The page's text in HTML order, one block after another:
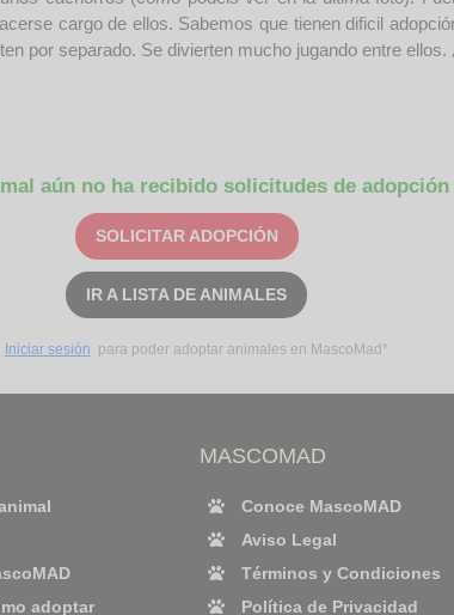
cargo de ellos. Sabemos que tienen dificil
por separado. Se divierten mucho jugando entre
aún no ha recibido solicitudes de adopción
SOLICITAR ADOPCIÓN
IR A LISTA DE ANIMALES
Iniciar sesión para poder adoptar animales en MascoMad*
adoptar
MASCOMAD
Conoce MascoMAD
Aviso Legal
Términos y Condiciones
Política de Privacidad